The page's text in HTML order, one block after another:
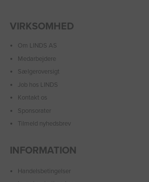
VIRKSOMHED
Om LINDS AS
Medarbejdere
Sælgeroversigt
Job hos LINDS
Kontakt os
Sponsorater
Tilmeld nyhedsbrev
INFORMATION
Handelsbetingelser